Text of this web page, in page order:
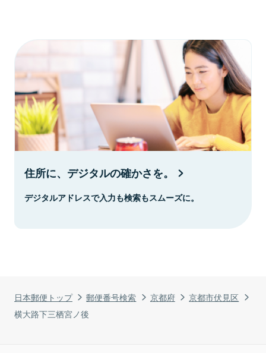
日本郵便トップ 郵便番号検索 京都府
京都市伏見区
横大路下三栖宮ノ後
住所に、デジタルの確かさを。
デジタルアドレスで入力も検索もスムーズに。